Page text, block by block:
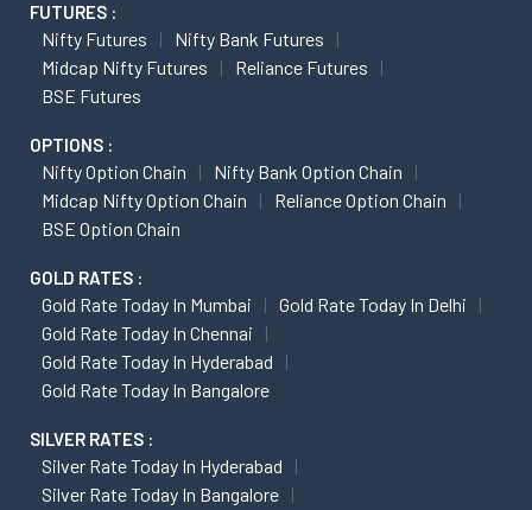
FUTURES :
Nifty Futures
Nifty Bank Futures
Midcap Nifty Futures
Reliance Futures
BSE Futures
OPTIONS :
Nifty Option Chain
Nifty Bank Option Chain
Midcap Nifty Option Chain
Reliance Option Chain
BSE Option Chain
GOLD RATES :
Gold Rate Today In Mumbai
Gold Rate Today In Delhi
Gold Rate Today In Chennai
Gold Rate Today In Hyderabad
Gold Rate Today In Bangalore
SILVER RATES :
Silver Rate Today In Hyderabad
Silver Rate Today In Bangalore